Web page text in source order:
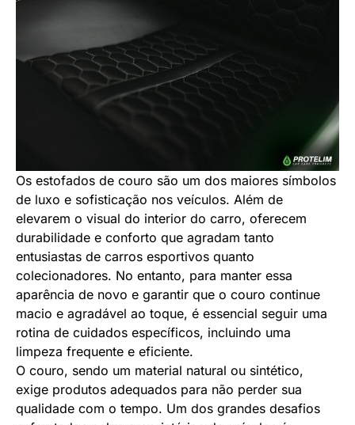
Os estofados de couro são um dos maiores símbolos
de luxo e sofisticação nos veículos. Além de
elevarem o visual do interior do carro, oferecem
durabilidade e conforto que agradam tanto
entusiastas de carros esportivos quanto
colecionadores. No entanto, para manter essa
aparência de novo e garantir que o couro continue
macio e agradável ao toque, é essencial seguir uma
rotina de cuidados específicos, incluindo uma
limpeza frequente e eficiente.
O couro, sendo um material natural ou sintético,
exige produtos adequados para não perder sua
qualidade com o tempo. Um dos grandes desafios